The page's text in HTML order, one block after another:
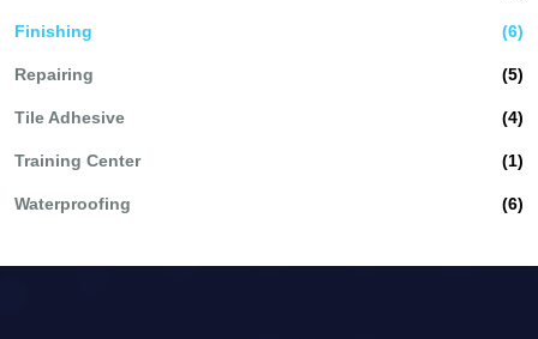
Finishing (6)
Repairing (5)
Tile Adhesive (4)
Training Center (1)
Waterproofing (6)